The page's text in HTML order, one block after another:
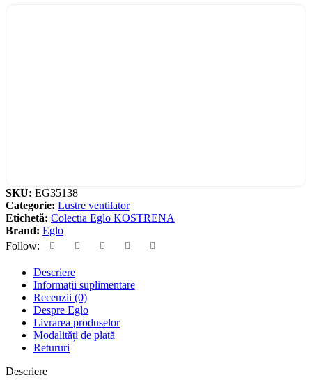
SKU: EG35138
Categorie: Lustre ventilator
Etichetă: Colectia Eglo KOSTRENA
Brand: Eglo
Follow:
Descriere
Informații suplimentare
Recenzii (0)
Despre Eglo
Livrarea produselor
Modalități de plată
Retururi
Descriere